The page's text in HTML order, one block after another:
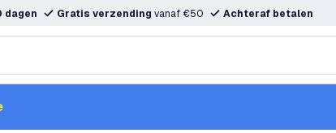
dagen Gratis verzending vanaf €50 Achteraf betalen